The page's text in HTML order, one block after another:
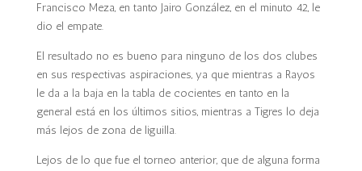
Francisco Meza, en tanto Jairo González, en el minuto 42, le
dio el empate.
El resultado no es bueno para ninguno de los dos clubes
en sus respectivas aspiraciones, ya que mientras a Rayos
le da a la baja en la tabla de cocientes en tanto en la
general está en los últimos sitios, mientras a Tigres lo deja
más lejos de zona de liguilla.
Lejos de lo que fue el torneo anterior, que de alguna forma